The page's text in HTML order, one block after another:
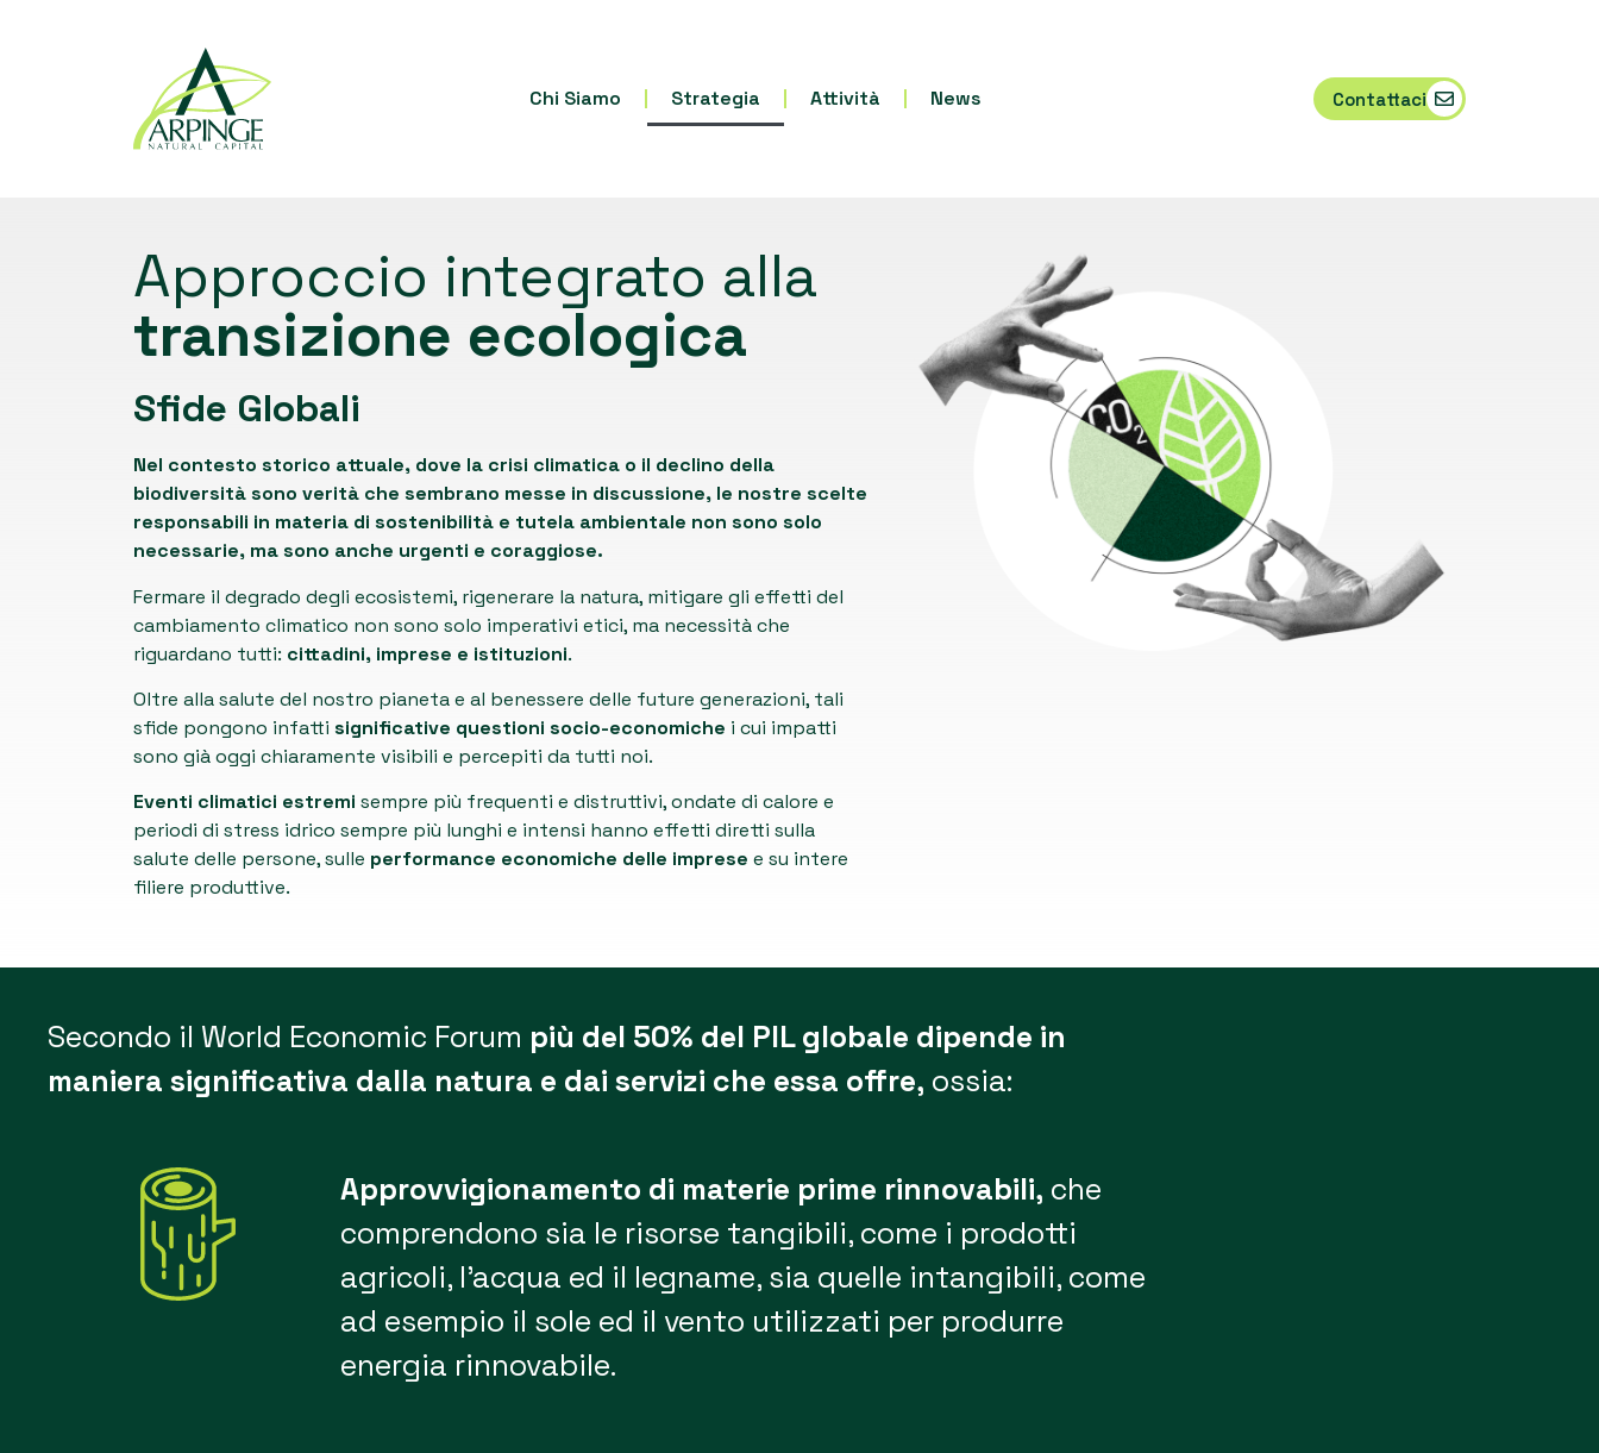
Chi Siamo Strategia Attività News Contattaci
Approccio integrato alla
transizione ecologica
Sfide Globali
Nel contesto storico attuale, dove la crisi climatica o il declino della
biodiversità sono verità che sembrano messe in discussione, le nostre scelte
responsabili in materia di sostenibilità e tutela ambientale non sono solo
necessarie, ma sono anche urgenti e coraggiose.
Fermare il degrado degli ecosistemi, rigenerare la natura, mitigare gli effetti del
cambiamento climatico non sono solo imperativi etici, ma necessità che
riguardano tutti: cittadini, imprese e istituzioni.
Oltre alla salute del nostro pianeta e al benessere delle future generazioni, tali
sfide pongono infatti significative questioni socio-economiche i cui impatti
sono già oggi chiaramente visibili e percepiti da tutti noi.
Eventi climatici estremi sempre più frequenti e distruttivi, ondate di calore e
periodi di stress idrico sempre più lunghi e intensi hanno effetti diretti sulla
salute delle persone, sulle performance economiche delle imprese e su intere
filiere produttive.
Secondo il World Economic Forum più del 50% del PIL globale dipende in
maniera significativa dalla natura e dai servizi che essa offre, ossia:
Approvvigionamento di materie prime rinnovabili, che
comprendono sia le risorse tangibili, come i prodotti
agricoli, l’acqua ed il legname, sia quelle intangibili, come
ad esempio il sole ed il vento utilizzati per produrre
energia rinnovabile.